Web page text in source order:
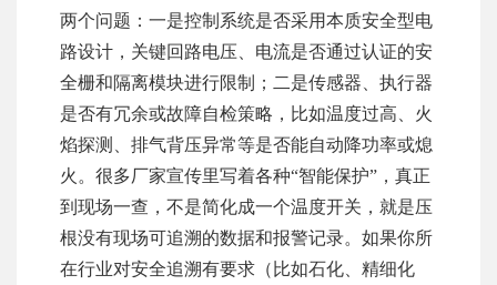
两个问题：一是控制系统是否采用本质安全型电
路设计，关键回路电压、电流是否通过认证的安
全栅和隔离模块进行限制；二是传感器、执行器
是否有冗余或故障自检策略，比如温度过高、火
焰探测、排气背压异常等是否能自动降功率或熄
火。很多厂家宣传里写着各种“智能保护”，真正
到现场一查，不是简化成一个温度开关，就是压
根没有现场可追溯的数据和报警记录。如果你所
在行业对安全追溯有要求（比如石化、精细化